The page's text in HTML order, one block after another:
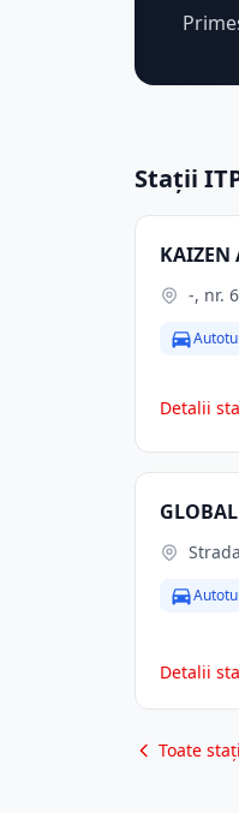
Stații
KAIZEN
-, nr.
Detalii
Detalii
Toate